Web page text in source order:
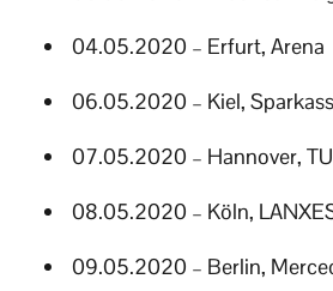
04.05.2020 – Erfurt, Arena
06.05.2020 – Kiel,
07.05.2020 – Hannover,
08.05.2020 – Köln,
09.05.2020 – Berlin,